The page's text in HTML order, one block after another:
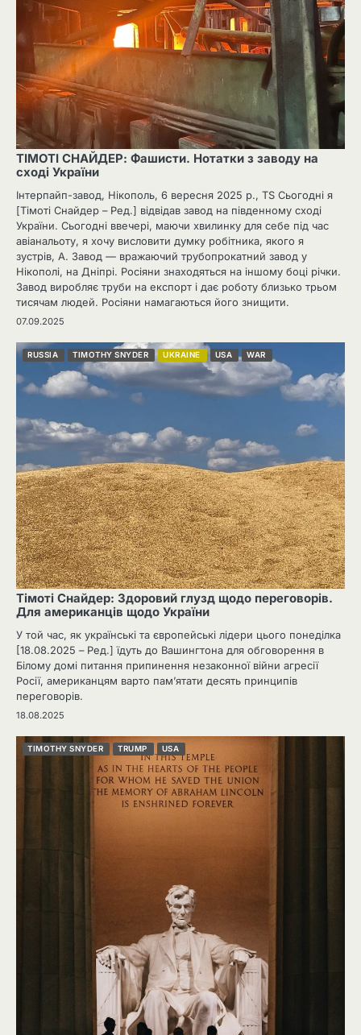
ТІМОТІ СНАЙДЕР: Фашисти. Нотатки з заводу на
сході України
Інтерпайп-завод, Нікополь, 6 вересня 2025 р., TS Сьогодні я
[Тімоті Снайдер – Ред.] відвідав завод на південному сході
України. Сьогодні ввечері, маючи хвилинку для себе під час
авіанальоту, я хочу висловити думку робітника, якого я
зустрів, А. Завод — вражаючий трубопрокатний завод у
Нікополі, на Дніпрі. Росіяни знаходяться на іншому боці річки.
Завод виробляє труби на експорт і дає роботу близько трьом
тисячам людей. Росіяни намагаються його знищити.
07.09.2025
RUSSIA TIMOTHY SNYDER UKRAINE USA WAR
Тімоті Снайдер: Здоровий глузд щодо переговорів.
Для американців щодо України
У той час, як українські та європейські лідери цього понеділка
[18.08.2025 – Ред.] їдуть до Вашингтона для обговорення в
Білому домі питання припинення незаконної війни агресії
Росії, американцям варто пам’ятати десять принципів
переговорів.
18.08.2025
TIMOTHY SNYDER TRUMP USA